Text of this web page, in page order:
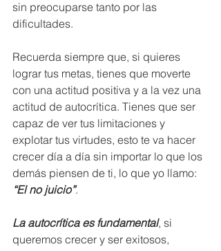
sin preocuparse tanto por las
dificultades.
Recuerda siempre que, si quieres
lograr tus metas, tienes que moverte
con una actitud positiva y a la vez una
actitud de autocrítica. Tienes que ser
capaz de ver tus limitaciones y
explotar tus virtudes, esto te va hacer
crecer día a día sin importar lo que los
demás piensen de ti, lo que yo llamo:
“El no juicio”.
La autocrítica es fundamental, si
queremos crecer y ser exitosos,